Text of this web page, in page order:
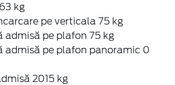
kg
pe verticala 75 kg
admisă pe plafon 75 kg
admisă pe plafon panoramic 0
2015 kg